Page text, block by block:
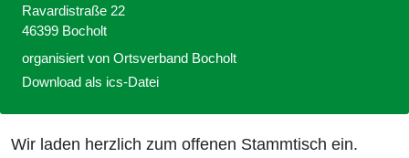
Wir laden herzlich zum offenen Stammtisch ein.
Ravardistraße 22
46399 Bocholt
organisiert von Ortsverband Bocholt
Download als ics-Datei